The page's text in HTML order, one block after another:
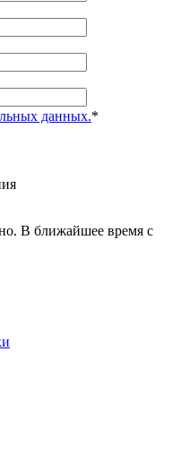
данных.*
В ближайшее время с